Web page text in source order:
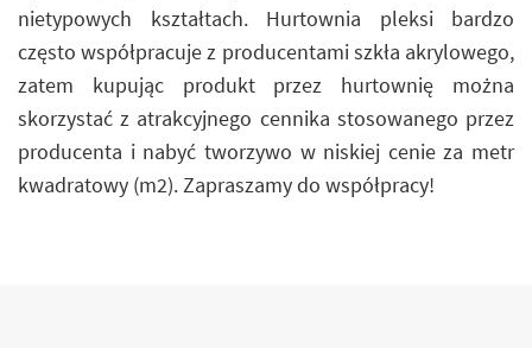
nietypowych kształtach. Hurtownia pleksi bardzo
często współpracuje z producentami szkła akrylowego,
zatem kupując produkt przez hurtownię można
skorzystać z atrakcyjnego cennika stosowanego przez
producenta i nabyć tworzywo w niskiej cenie za metr
kwadratowy (m2). Zapraszamy do współpracy!